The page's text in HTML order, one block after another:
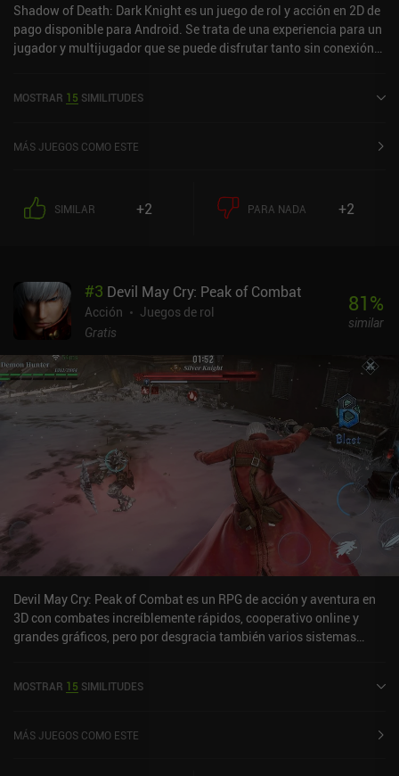
Shadow of Death: Dark Knight es un juego de rol y acción en 2D de
pago disponible para Android. Se trata de una experiencia para un
jugador y multijugador que se puede disfrutar tanto sin conexión
de 4,8 sobre 5,0 en Google Play.
MOSTRAR 15 SIMILITUDES
MÁS JUEGOS COMO ESTE
SIMILAR +2 PARA NADA +2
#3 Devil May Cry: Peak of Combat
Acción
Juegos de rol
Gratis
81%
similar
Devil May Cry: Peak of Combat es un RPG de acción y aventura en
3D con combates increíblemente rápidos, cooperativo online y
grandes gráficos, pero por desgracia también varios sistemas
juego en los que usamos ataques estándar, habilidades especiales
También podemos cambiar de personaje en cualquier momento
MOSTRAR 15 SIMILITUDES
MÁS JUEGOS COMO ESTE